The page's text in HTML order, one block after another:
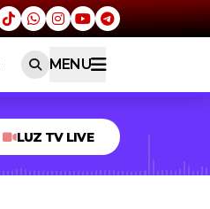
MENU
LUZ TV LIVE